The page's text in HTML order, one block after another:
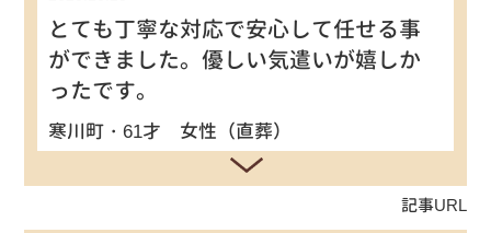
とても丁寧な対応で安心して任せる事
ができました。優しい気遣いが嬉しか
ったです。
寒川町・61才 女性（直葬）
記事URL